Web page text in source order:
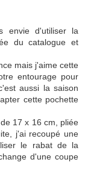
envie d'utiliser la
du catalogue et
mais j'aime cette
entourage pour
aussi la saison
cette pochette
17 x 16 cm, pliée
j'ai recoupé une
le rabat de la
d'une coupe